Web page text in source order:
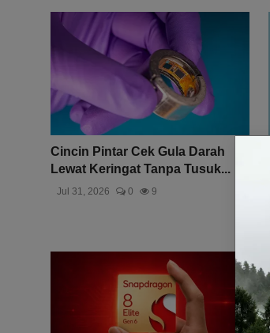
Cincin Pintar Cek Gula Darah
Lewat Keringat Tanpa Tusuk...
Jul 31, 2026 0 9